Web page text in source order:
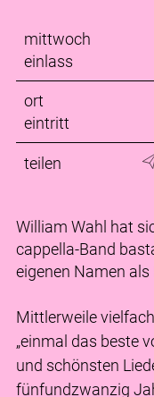
mittwoch
einlass
ort
eintritt
teilen
William Wahl hat
cappella-Band
eigenen Namen
Mittlerweile
„einmal das beste
und schönsten
fünfundzwanzig